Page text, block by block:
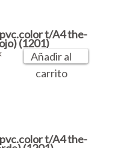
t/A4 the-
(1201)
Añadir al
carrito
t/A4 the-